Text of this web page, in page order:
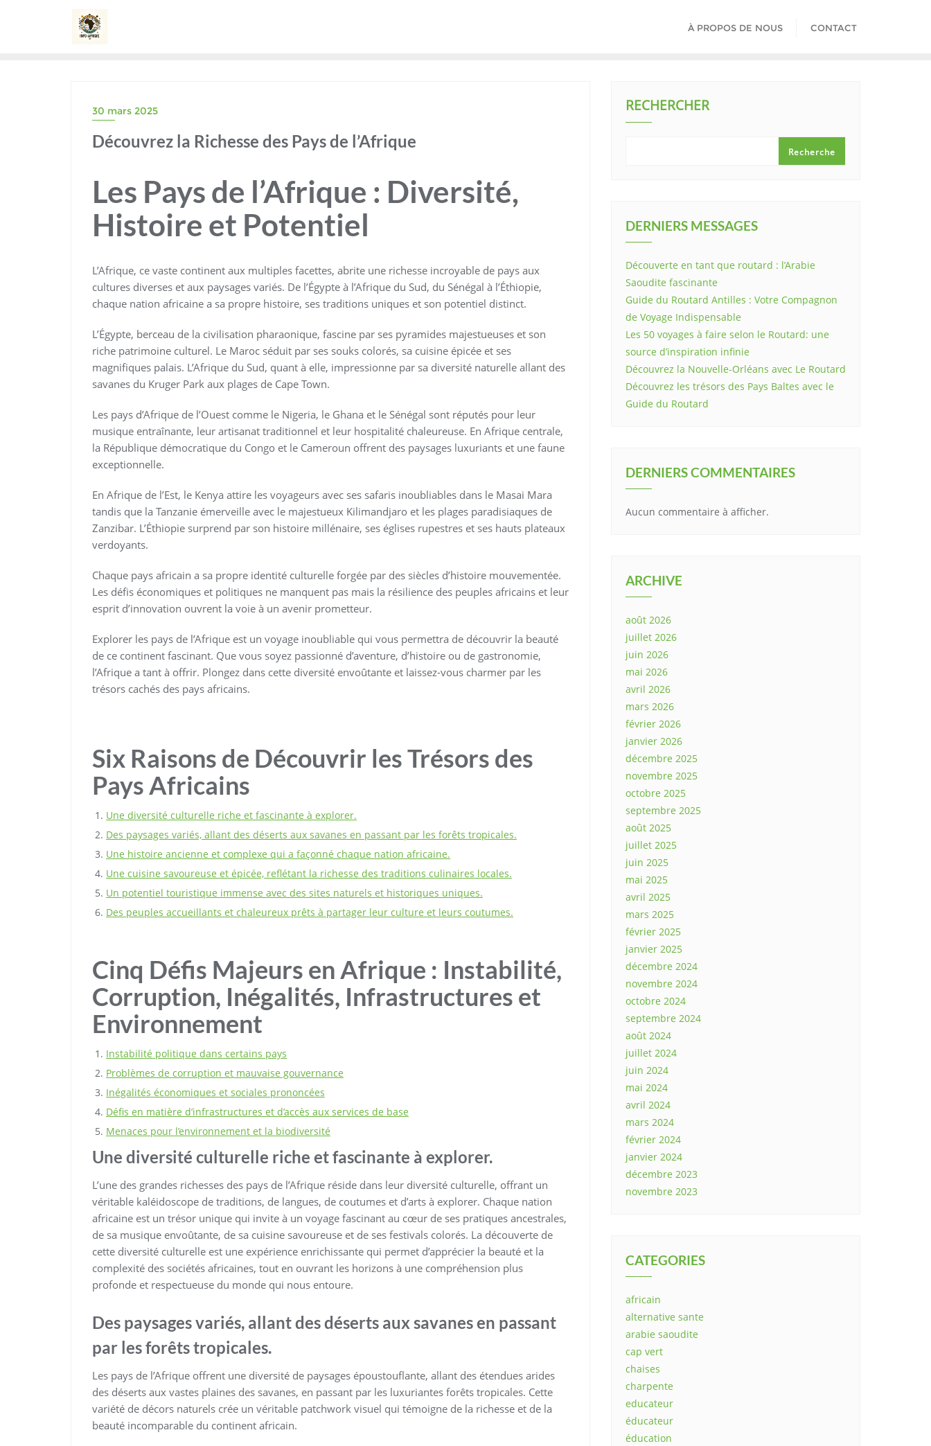
À PROPOS DE NOUS CONTACT
30 mars 2025
Découvrez la Richesse des Pays de l’Afrique
Les Pays de l’Afrique : Diversité,
Histoire et Potentiel
L’Afrique, ce vaste continent aux multiples facettes, abrite une richesse incroyable de pays aux
cultures diverses et aux paysages variés. De l’Égypte à l’Afrique du Sud, du Sénégal à l’Éthiopie,
chaque nation africaine a sa propre histoire, ses traditions uniques et son potentiel distinct.
L’Égypte, berceau de la civilisation pharaonique, fascine par ses pyramides majestueuses et son
riche patrimoine culturel. Le Maroc séduit par ses souks colorés, sa cuisine épicée et ses
magnifiques palais. L’Afrique du Sud, quant à elle, impressionne par sa diversité naturelle allant des
savanes du Kruger Park aux plages de Cape Town.
Les pays d’Afrique de l’Ouest comme le Nigeria, le Ghana et le Sénégal sont réputés pour leur
musique entraînante, leur artisanat traditionnel et leur hospitalité chaleureuse. En Afrique centrale,
la République démocratique du Congo et le Cameroun offrent des paysages luxuriants et une faune
exceptionnelle.
En Afrique de l’Est, le Kenya attire les voyageurs avec ses safaris inoubliables dans le Masai Mara
tandis que la Tanzanie émerveille avec le majestueux Kilimandjaro et les plages paradisiaques de
Zanzibar. L’Éthiopie surprend par son histoire millénaire, ses églises rupestres et ses hauts plateaux
verdoyants.
Chaque pays africain a sa propre identité culturelle forgée par des siècles d’histoire mouvementée.
Les défis économiques et politiques ne manquent pas mais la résilience des peuples africains et leur
esprit d’innovation ouvrent la voie à un avenir prometteur.
Explorer les pays de l’Afrique est un voyage inoubliable qui vous permettra de découvrir la beauté
de ce continent fascinant. Que vous soyez passionné d’aventure, d’histoire ou de gastronomie,
l’Afrique a tant à offrir. Plongez dans cette diversité envoûtante et laissez-vous charmer par les
trésors cachés des pays africains.
Six Raisons de Découvrir les Trésors des
Pays Africains
Une diversité culturelle riche et fascinante à explorer.
Des paysages variés, allant des déserts aux savanes en passant par les forêts tropicales.
Une histoire ancienne et complexe qui a façonné chaque nation africaine.
Une cuisine savoureuse et épicée, reflétant la richesse des traditions culinaires locales.
Un potentiel touristique immense avec des sites naturels et historiques uniques.
Des peuples accueillants et chaleureux prêts à partager leur culture et leurs coutumes.
Cinq Défis Majeurs en Afrique : Instabilité,
Corruption, Inégalités, Infrastructures et
Environnement
Instabilité politique dans certains pays
Problèmes de corruption et mauvaise gouvernance
Inégalités économiques et sociales prononcées
Défis en matière d’infrastructures et d’accès aux services de base
Menaces pour l’environnement et la biodiversité
Une diversité culturelle riche et fascinante à explorer.
L’une des grandes richesses des pays de l’Afrique réside dans leur diversité culturelle, offrant un
véritable kaléidoscope de traditions, de langues, de coutumes et d’arts à explorer. Chaque nation
africaine est un trésor unique qui invite à un voyage fascinant au cœur de ses pratiques ancestrales,
de sa musique envoûtante, de sa cuisine savoureuse et de ses festivals colorés. La découverte de
cette diversité culturelle est une expérience enrichissante qui permet d’apprécier la beauté et la
complexité des sociétés africaines, tout en ouvrant les horizons à une compréhension plus
profonde et respectueuse du monde qui nous entoure.
Des paysages variés, allant des déserts aux savanes en passant
par les forêts tropicales.
Les pays de l’Afrique offrent une diversité de paysages époustouflante, allant des étendues arides
des déserts aux vastes plaines des savanes, en passant par les luxuriantes forêts tropicales. Cette
variété de décors naturels crée un véritable patchwork visuel qui témoigne de la richesse et de la
beauté incomparable du continent africain.
RECHERCHER
Recherche
DERNIERS MESSAGES
Découverte en tant que routard : l’Arabie
Saoudite fascinante
Guide du Routard Antilles : Votre Compagnon
de Voyage Indispensable
Les 50 voyages à faire selon le Routard: une
source d’inspiration infinie
Découvrez la Nouvelle-Orléans avec Le Routard
Découvrez les trésors des Pays Baltes avec le
Guide du Routard
DERNIERS COMMENTAIRES
Aucun commentaire à afficher.
ARCHIVE
août 2026
juillet 2026
juin 2026
mai 2026
avril 2026
mars 2026
février 2026
janvier 2026
décembre 2025
novembre 2025
octobre 2025
septembre 2025
août 2025
juillet 2025
juin 2025
mai 2025
avril 2025
mars 2025
février 2025
janvier 2025
décembre 2024
novembre 2024
octobre 2024
septembre 2024
août 2024
juillet 2024
juin 2024
mai 2024
avril 2024
mars 2024
février 2024
janvier 2024
décembre 2023
novembre 2023
CATEGORIES
africain
alternative sante
arabie saoudite
cap vert
chaises
charpente
educateur
éducateur
éducation